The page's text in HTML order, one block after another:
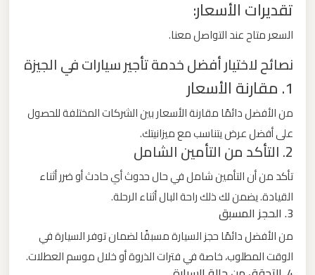
تقديرات الأسعار:
السعر متاح عند التواصل معنا.
نصائح لاختيار أفضل خدمة تأجير سيارات في الجيزة
1. مقارنة الأسعار
من الأفضل دائمًا مقارنة الأسعار بين الشركات المختلفة للحصول
على أفضل عرض يتناسب مع ميزانيتك.
2. التأكد من التأمين الشامل
تأكد من أن التأمين شامل في حال حدوث أي حادث أو ضرر أثناء
القيادة. يضمن لك ذلك راحة البال أثناء الرحلة.
3. الحجز المسبق
من الأفضل دائمًا حجز السيارة مسبقًا لضمان توفر السيارة في
الوقت المطلوب، خاصة في فترات الذروة أو خلال موسم العطلات.
العرب
الاسكندرية
ليموزين
مطار
العرب
اسكندرية
ليموزين
مطار